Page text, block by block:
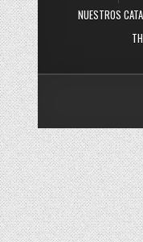
NUESTROS